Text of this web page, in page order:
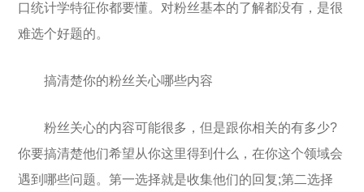
口统计学特征你都要懂。对粉丝基本的了解都没有，是很
难选个好题的。
搞清楚你的粉丝关心哪些内容
粉丝关心的内容可能很多，但是跟你相关的有多少?
你要搞清楚他们希望从你这里得到什么，在你这个领域会
遇到哪些问题。第一选择就是收集他们的回复;第二选择